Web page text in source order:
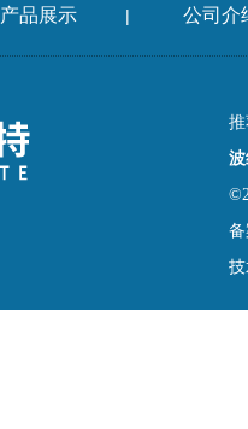
产品展示 | 公司介
备